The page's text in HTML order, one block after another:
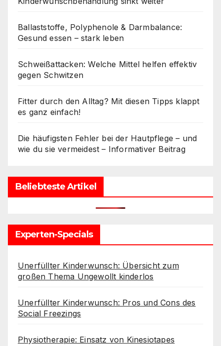
Ballaststoffe, Polyphenole & Darmbalance:
Gesund essen – stark leben
Schweißattacken: Welche Mittel helfen effektiv
gegen Schwitzen
Fitter durch den Alltag? Mit diesen Tipps klappt
es ganz einfach!
Die häufigsten Fehler bei der Hautpflege – und
wie du sie vermeidest – Informativer Beitrag
Beliebteste Artikel
Experten-Specials
Unerfüllter Kinderwunsch: Übersicht zum
großen Thema Ungewollt kinderlos
Unerfüllter Kinderwunsch: Pros und Cons des
Social Freezings
Physiotherapie: Einsatz von Kinesiotapes